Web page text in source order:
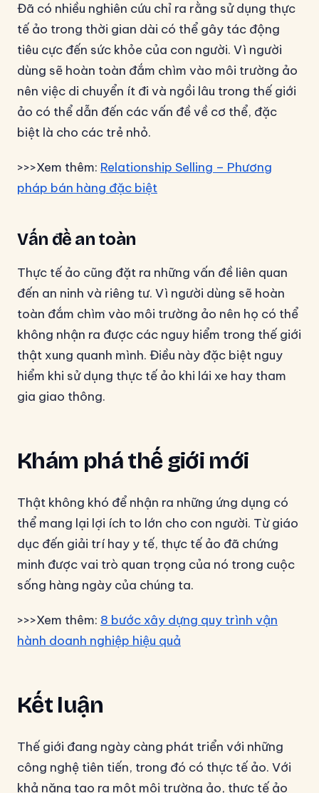
Đã có nhiều nghiên cứu chỉ ra rằng sử dụng thực
tế ảo trong thời gian dài có thể gây tác động
tiêu cực đến sức khỏe của con người. Vì người
dùng sẽ hoàn toàn đắm chìm vào môi trường ảo
nên việc di chuyển ít đi và ngồi lâu trong thế giới
ảo có thể dẫn đến các vấn đề về cơ thể, đặc
biệt là cho các trẻ nhỏ.
>>>Xem thêm: Relationship Selling – Phương
pháp bán hàng đặc biệt
Vấn đề an toàn
Thực tế ảo cũng đặt ra những vấn đề liên quan
đến an ninh và riêng tư. Vì người dùng sẽ hoàn
toàn đắm chìm vào môi trường ảo nên họ có thể
không nhận ra được các nguy hiểm trong thế giới
thật xung quanh mình. Điều này đặc biệt nguy
hiểm khi sử dụng thực tế ảo khi lái xe hay tham
gia giao thông.
Khám phá thế giới mới
Thật không khó để nhận ra những ứng dụng có
thể mang lại lợi ích to lớn cho con người. Từ giáo
dục đến giải trí hay y tế, thực tế ảo đã chứng
minh được vai trò quan trọng của nó trong cuộc
sống hàng ngày của chúng ta.
>>>Xem thêm: 8 bước xây dựng quy trình vận
hành doanh nghiệp hiệu quả
Kết luận
Thế giới đang ngày càng phát triển với những
công nghệ tiên tiến, trong đó có thực tế ảo. Với
khả năng tạo ra một môi trường ảo, thực tế ảo